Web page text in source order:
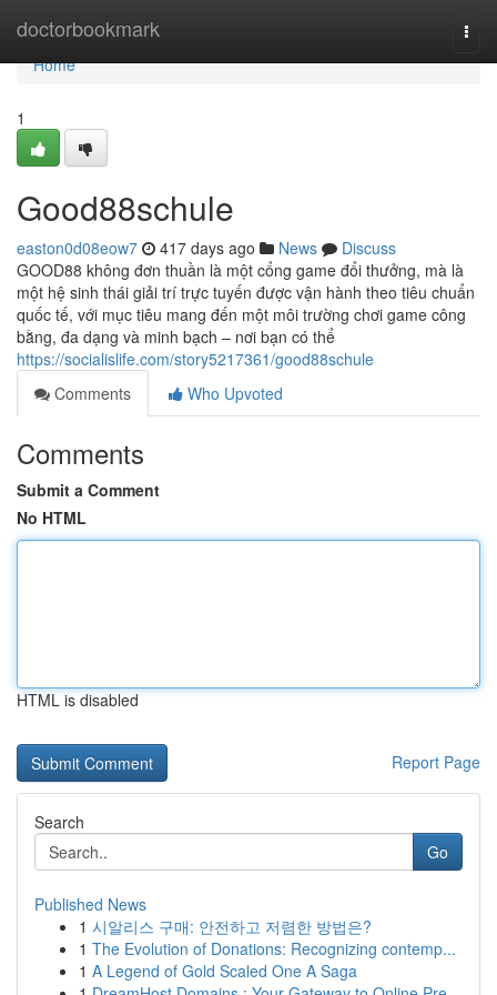
doctorbookmark
Home
Home
1
Good88schule
easton0d08eow7 417 days ago News
Discuss
GOOD88 không đơn thuần là một cổng game đổi thưởng, mà là
một hệ sinh thái giải trí trực tuyến được vận hành theo tiêu chuẩn
quốc tế, với mục tiêu mang đến một môi trường chơi game công
bằng, đa dạng và minh bạch – nơi bạn có thể
https://socialislife.com/story5217361/good88schule
Comments
Who Upvoted
Comments
Submit a Comment
No HTML
HTML is disabled
Report Page
Search
Go
Published News
1 시알리스 구매: 안전하고 저렴한 방법은?
1 The Evolution of Donations: Recognizing contemp...
1 A Legend of Gold Scaled One A Saga